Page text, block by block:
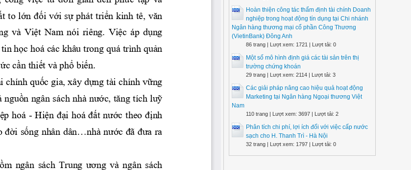
Hoàn thiện công tác thẩm định tài chính Doanh
nghiệp trong hoạt động tín dụng tại Chi nhánh
Ngân hàng thương mại cổ phần Công Thương
(VietinBank) Đông Anh
86 trang | Lượt xem: 1721 | Lượt tải: 0
Một số mô hình định giá các tài sản trên thị
trường chứng khoán
29 trang | Lượt xem: 2114 | Lượt tải: 3
Các giải pháp nâng cao hiệu quả hoạt động
Marketing tại Ngân hàng Ngoại thương Việt
Nam
110 trang | Lượt xem: 3697 | Lượt tải: 2
Phân tích chi phí, lợi ích đối với việc cấp nước
sạch cho H. Thanh Trì - Hà Nội
32 trang | Lượt xem: 1797 | Lượt tải: 0